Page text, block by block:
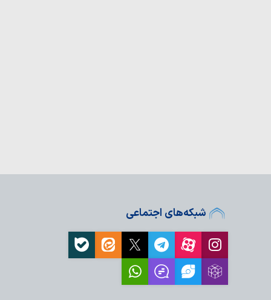
اسرائیل بزرگ‌ترین مانع
حملات اسرائیل به
خاموش کردن نور مکتب
شبکه‌های اجتماعی